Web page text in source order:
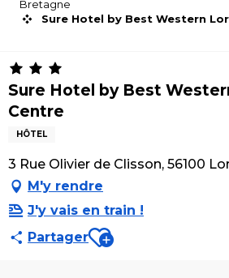
Bretagne
Sure Hotel by Best Western
Sure Hotel by Best
Centre
HÔTEL
3 Rue Olivier de Clisson, 56100
M'y rendre
J'y vais en train !
PartagerAjouter aux favoris